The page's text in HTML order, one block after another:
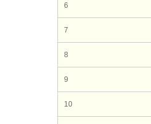
6
7
8
9
10